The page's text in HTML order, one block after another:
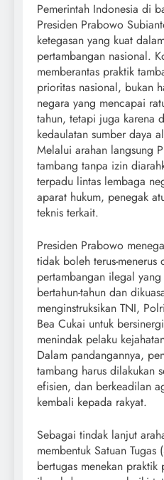
Pemerintah Indonesia di
Presiden Prabowo
ketegasan yang kuat
pertambangan nasional.
memberantas praktik
prioritas nasional, bukan
negara yang mencapai
tahun, tetapi juga karena
kedaulatan sumber daya
Melalui arahan langsung
tambang tanpa izin
terpadu lintas lembaga
aparat hukum, penegak
teknis terkait.
Presiden Prabowo
tidak boleh terus-
pertambangan ilegal
bertahun-tahun dan
menginstruksikan TNI,
Bea Cukai untuk
menindak pelaku
Dalam pandangannya,
tambang harus dilakukan
efisien, dan berkeadilan
kembali kepada rakyat.
Sebagai tindak lanjut
membentuk Satuan
bertugas menekan praktik